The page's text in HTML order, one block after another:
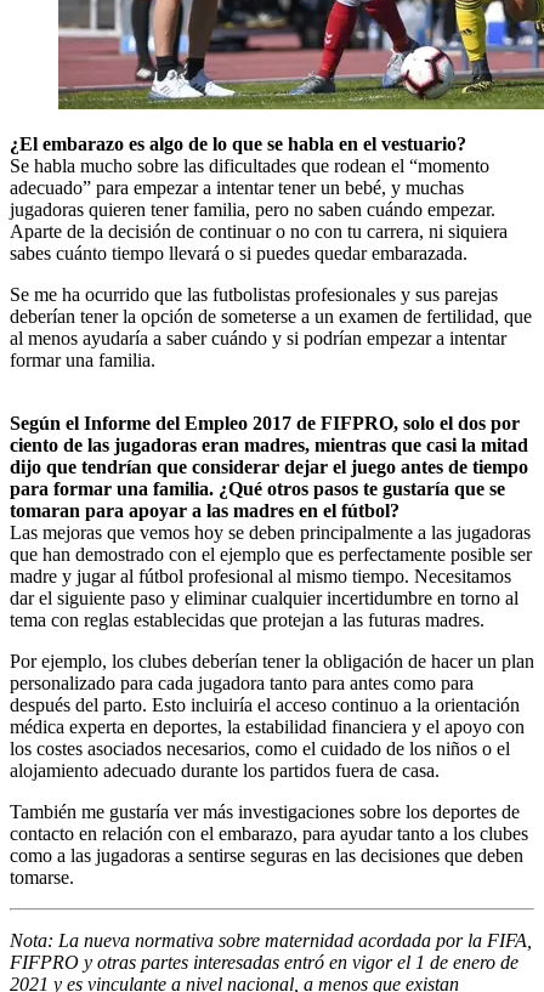
¿El embarazo es algo de lo que se habla en el vestuario?
Se habla mucho sobre las dificultades que rodean el “momento
adecuado” para empezar a intentar tener un bebé, y muchas
jugadoras quieren tener familia, pero no saben cuándo empezar.
Aparte de la decisión de continuar o no con tu carrera, ni siquiera
sabes cuánto tiempo llevará o si puedes quedar embarazada.
Se me ha ocurrido que las futbolistas profesionales y sus parejas
deberían tener la opción de someterse a un examen de fertilidad, que
al menos ayudaría a saber cuándo y si podrían empezar a intentar
formar una familia.
Según el Informe del Empleo 2017 de FIFPRO, solo el dos por
ciento de las jugadoras eran madres, mientras que casi la mitad
dijo que tendrían que considerar dejar el juego antes de tiempo
para formar una familia. ¿Qué otros pasos te gustaría que se
tomaran para apoyar a las madres en el fútbol?
Las mejoras que vemos hoy se deben principalmente a las jugadoras
que han demostrado con el ejemplo que es perfectamente posible ser
madre y jugar al fútbol profesional al mismo tiempo. Necesitamos
dar el siguiente paso y eliminar cualquier incertidumbre en torno al
tema con reglas establecidas que protejan a las futuras madres.
Por ejemplo, los clubes deberían tener la obligación de hacer un plan
personalizado para cada jugadora tanto para antes como para
después del parto. Esto incluiría el acceso continuo a la orientación
médica experta en deportes, la estabilidad financiera y el apoyo con
los costes asociados necesarios, como el cuidado de los niños o el
alojamiento adecuado durante los partidos fuera de casa.
También me gustaría ver más investigaciones sobre los deportes de
contacto en relación con el embarazo, para ayudar tanto a los clubes
como a las jugadoras a sentirse seguras en las decisiones que deben
tomarse.
Nota: La nueva normativa sobre maternidad acordada por la FIFA,
FIFPRO y otras partes interesadas entró en vigor el 1 de enero de
2021 y es vinculante a nivel nacional, a menos que existan